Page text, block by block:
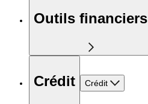
Outils financiers
Crédit Crédit